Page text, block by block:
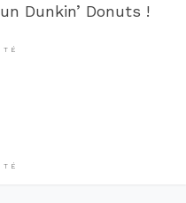
Dunkin’ Donuts !